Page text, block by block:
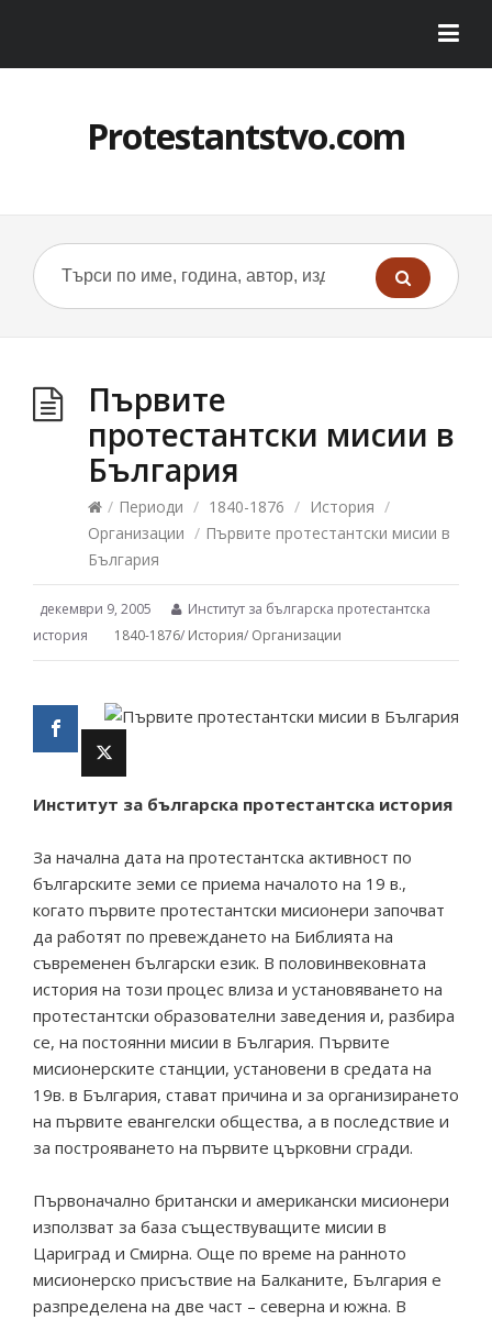
Protestantstvo.com
Първите
протестантски мисии в
България
/ Периоди / 1840-1876 / История /
Организации / Първите протестантски мисии в
България
декември 9, 2005
Институт за българска протестантска
история
1840-1876/ История/ Организации
Институт за българска протестантска история
За начална дата на протестантска активност по
българските земи се приема началото на 19 в.,
когато първите протестантски мисионери започват
да работят по превеждането на Библията на
съвременен български език. В половинвековната
история на този процес влиза и установяването на
протестантски образователни заведения и, разбира
се, на постоянни мисии в България. Първите
мисионерските станции, установени в средата на
19в. в България, стават причина и за организирането
на първите евангелски общества, а в последствие и
за построяването на първите църковни сгради.
Първоначално британски и американски мисионери
използват за база съществуващите мисии в
Цариград и Смирна. Още по време на ранното
мисионерско присъствие на Балканите, България е
разпределена на две част – северна и южна. В